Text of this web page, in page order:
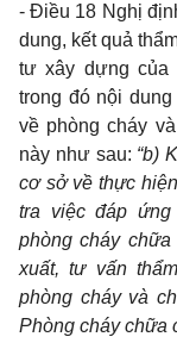
-Điều 18 Nghị
dung, kết quả
tư xây dựng của
trong đó nội
về phòng cháy
này như sau: “b)
cơ sở về thực
tra việc đáp
phòng cháy
xuất, tư vấn
phòng cháy và
Phòng cháy chữa